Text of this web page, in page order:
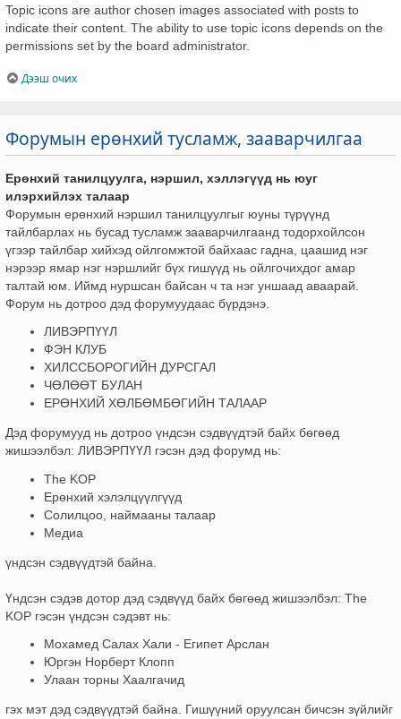
Topic icons are author chosen images associated with posts to
indicate their content. The ability to use topic icons depends on the
permissions set by the board administrator.
Дээш очих
Форумын ерөнхий тусламж, зааварчилгаа
Ерөнхий танилцуулга, нэршил, хэллэгүүд нь юуг
илэрхийлэх талаар
Форумын ерөнхий нэршил танилцуулгыг юуны түрүүнд
тайлбарлах нь бусад тусламж зааварчилгаанд тодорхойлсон
үгээр тайлбар хийхэд ойлгомжтой байхаас гадна, цаашид нэг
нэрээр ямар нэг нэршлийг бүх гишүүд нь ойлгочихдог амар
талтай юм. Иймд нуршсан байсан ч та нэг уншаад аваарай.
Форум нь дотроо дэд форумуудаас бүрдэнэ.
ЛИВЭРПҮҮЛ
ФЭН КЛУБ
ХИЛССБОРОГИЙН ДУРСГАЛ
ЧӨЛӨӨТ БУЛАН
ЕРӨНХИЙ ХӨЛБӨМБӨГИЙН ТАЛААР
Дэд форумууд нь дотроо үндсэн сэдвүүдтэй байх бөгөөд
жишээлбэл: ЛИВЭРПҮҮЛ гэсэн дэд форумд нь:
The KOP
Ерөнхий хэлэлцүүлгүүд
Солилцоо, наймааны талаар
Медиа
үндсэн сэдвүүдтэй байна.
Үндсэн сэдэв дотор дэд сэдвүүд байх бөгөөд жишээлбэл: The
KOP гэсэн үндсэн сэдэвт нь:
Мохамед Салах Хали - Египет Арслан
Юргэн Норберт Клопп
Улаан торны Хаалгачид
гэх мэт дэд сэдвүүдтэй байна. Гишүүний оруулсан бичсэн зүйлийг